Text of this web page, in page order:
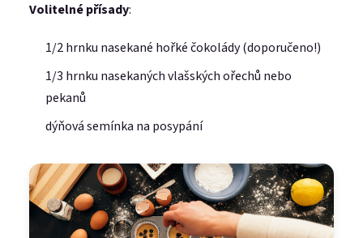
Volitelné přísady:
1/2 hrnku nasekané hořké čokolády (doporučeno!)
1/3 hrnku nasekaných vlašských ořechů nebo
pekanů
dýňová semínka na posypání